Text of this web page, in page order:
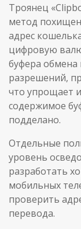
Троянец
метод
адрес
цифровую
буфера обмена
разрешений,
что упрощает
содержимое
подделано.
Отдельные
уровень
разработать
мобильных
проверить
перевода.